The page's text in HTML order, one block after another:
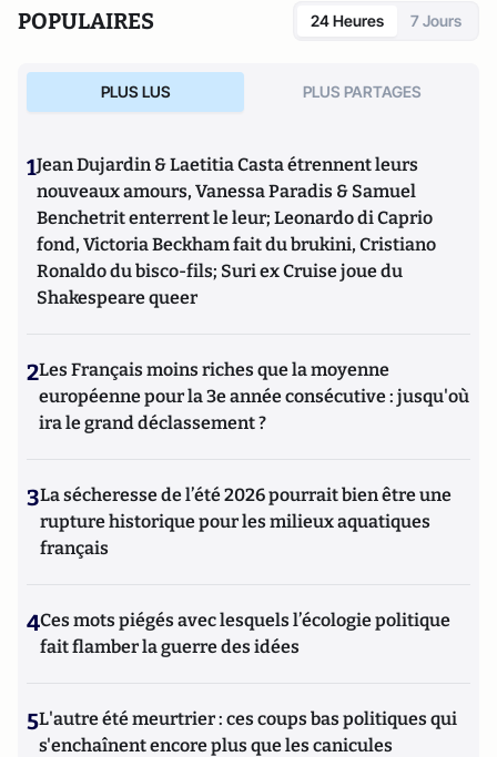
POPULAIRES 24 Heures 7 Jours
PLUS LUS PLUS PARTAGES
1Jean Dujardin & Laetitia Casta étrennent leurs
nouveaux amours, Vanessa Paradis & Samuel
Benchetrit enterrent le leur; Leonardo di Caprio
fond, Victoria Beckham fait du brukini, Cristiano
Ronaldo du bisco-fils; Suri ex Cruise joue du
Shakespeare queer
2Les Français moins riches que la moyenne
européenne pour la 3e année consécutive : jusqu'où
ira le grand déclassement ?
3La sécheresse de l’été 2026 pourrait bien être une
rupture historique pour les milieux aquatiques
français
4Ces mots piégés avec lesquels l’écologie politique
fait flamber la guerre des idées
5L'autre été meurtrier : ces coups bas politiques qui
s'enchaînent encore plus que les canicules